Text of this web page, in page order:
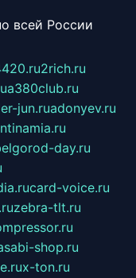
всей России
2rich.ru
a380club.ru
jun.ruadonyev.ru
day.ru
card-voice.ru
zebra-tlt.ru
shop.ru
x-ton.ru